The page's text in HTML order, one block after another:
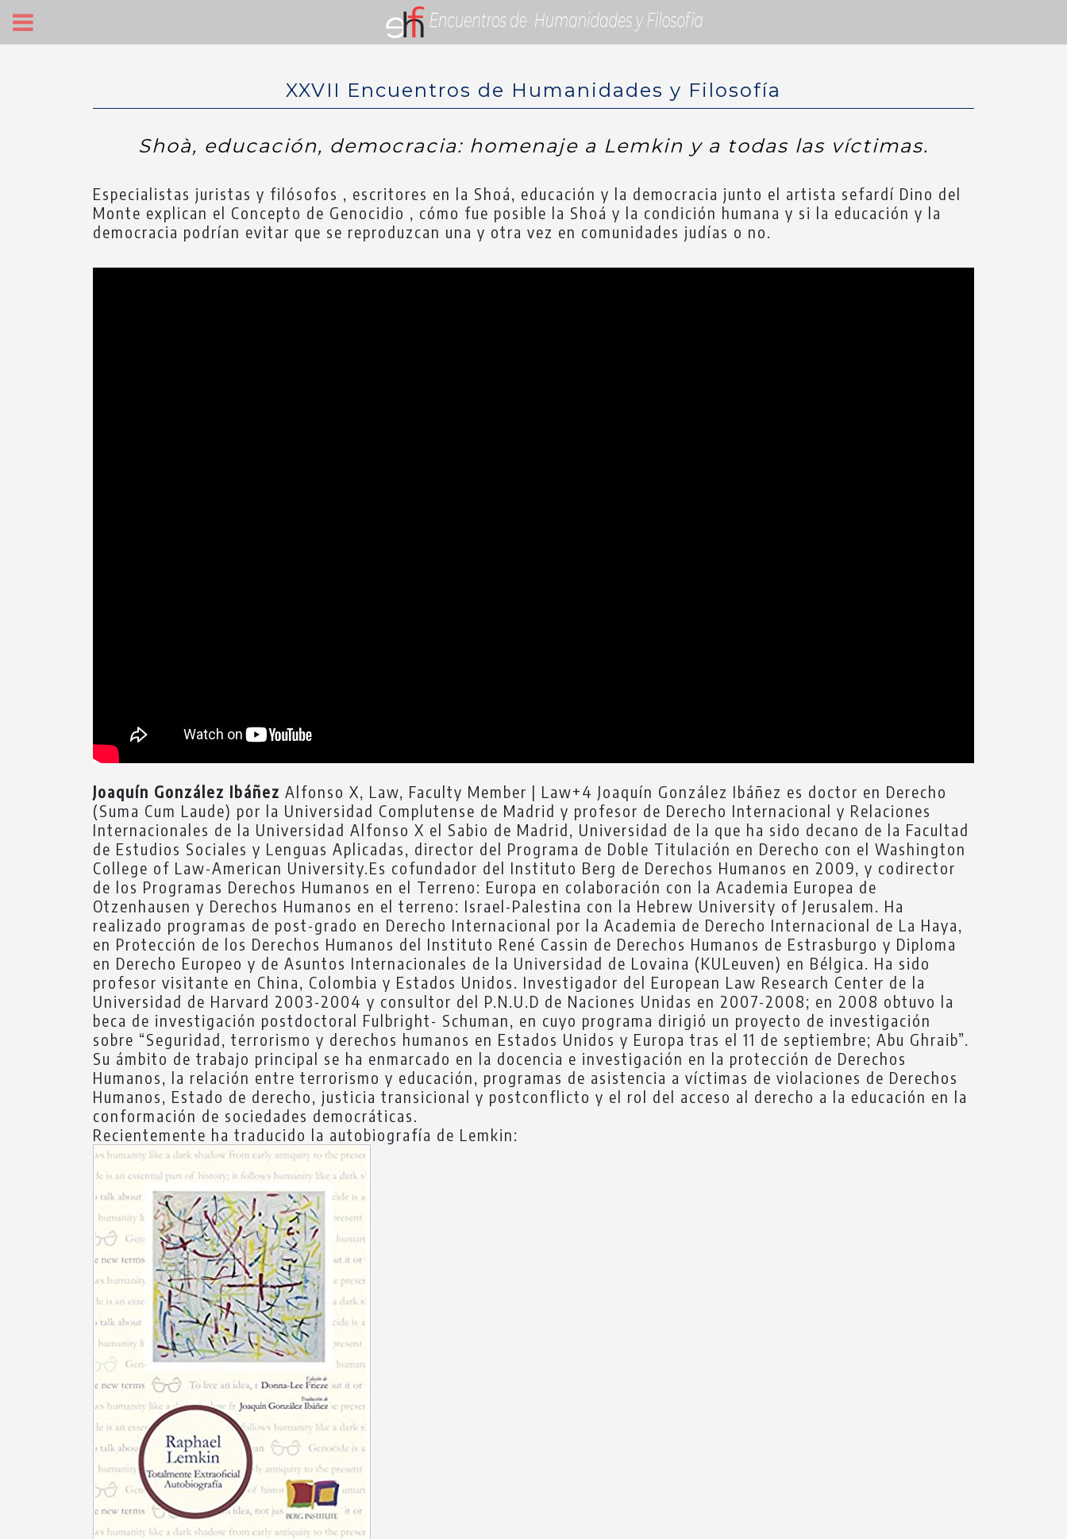
XXVII Encuentros de Humanidades y Filosofía
Shoà, educación, democracia: homenaje a Lemkin y a todas las víctimas.
Especialistas juristas y filósofos , escritores en la Shoá, educación y la democracia junto el artista sefardí Dino del
Monte explican el Concepto de Genocidio , cómo fue posible la Shoá y la condición humana y si la educación y la
democracia podrían evitar que se reproduzcan una y otra vez en comunidades judías o no.
Joaquín González Ibáñez Alfonso X, Law, Faculty Member | Law+4 Joaquín González Ibáñez es doctor en Derecho
(Suma Cum Laude) por la Universidad Complutense de Madrid y profesor de Derecho Internacional y Relaciones
Internacionales de la Universidad Alfonso X el Sabio de Madrid, Universidad de la que ha sido decano de la Facultad
de Estudios Sociales y Lenguas Aplicadas, director del Programa de Doble Titulación en Derecho con el Washington
College of Law-American University.Es cofundador del Instituto Berg de Derechos Humanos en 2009, y codirector
de los Programas Derechos Humanos en el Terreno: Europa en colaboración con la Academia Europea de
Otzenhausen y Derechos Humanos en el terreno: Israel-Palestina con la Hebrew University of Jerusalem. Ha
realizado programas de post-grado en Derecho Internacional por la Academia de Derecho Internacional de La Haya,
en Protección de los Derechos Humanos del Instituto René Cassin de Derechos Humanos de Estrasburgo y Diploma
en Derecho Europeo y de Asuntos Internacionales de la Universidad de Lovaina (KULeuven) en Bélgica. Ha sido
profesor visitante en China, Colombia y Estados Unidos. Investigador del European Law Research Center de la
Universidad de Harvard 2003-2004 y consultor del P.N.U.D de Naciones Unidas en 2007-2008; en 2008 obtuvo la
beca de investigación postdoctoral Fulbright- Schuman, en cuyo programa dirigió un proyecto de investigación
sobre “Seguridad, terrorismo y derechos humanos en Estados Unidos y Europa tras el 11 de septiembre; Abu Ghraib”.
Su ámbito de trabajo principal se ha enmarcado en la docencia e investigación en la protección de Derechos
Humanos, la relación entre terrorismo y educación, programas de asistencia a víctimas de violaciones de Derechos
Humanos, Estado de derecho, justicia transicional y postconflicto y el rol del acceso al derecho a la educación en la
conformación de sociedades democráticas.
Recientemente ha traducido la autobiografía de Lemkin: